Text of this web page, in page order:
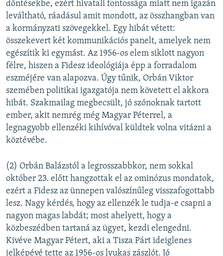
döntésekbe, ezért hivatali fontossága miatt nem igazán
leváltható, ráadásul amit mondott, az összhangban van
a kormányzati szövegekkel. Egy hibát vétett:
összekevert két kommunikációs panelt, amelyek nem
egészítik ki egymást. Az 1956-os elem siklott nagyon
félre, hiszen a Fidesz ideológiája épp a forradalom
eszméjére van alapozva. Úgy tűnik, Orbán Viktor
szemében politikai igazgatója nem követett el akkora
hibát. Szakmailag megbecsült, jó szónoknak tartott
ember, akit nemrég még Magyar Péterrel, a
legnagyobb ellenzéki kihívóval küldtek volna vitázni a
köztévébe.
(2) Orbán Balázstól a legrosszabbkor, nem sokkal
október 23. előtt hangzottak el az ominózus mondatok,
ezért a Fidesz az ünnepen valószínűleg visszafogottabb
lesz. Nagy kérdés, hogy az ellenzék le tudja-e csapni a
nagyon magas labdát; most ahelyett, hogy a
közbeszédben tartaná az ügyet, kezdi elengedni.
Kivéve Magyar Pétert, aki a Tisza Párt ideiglenes
jelképévé tette az 1956-os lyukas zászlót. Jó